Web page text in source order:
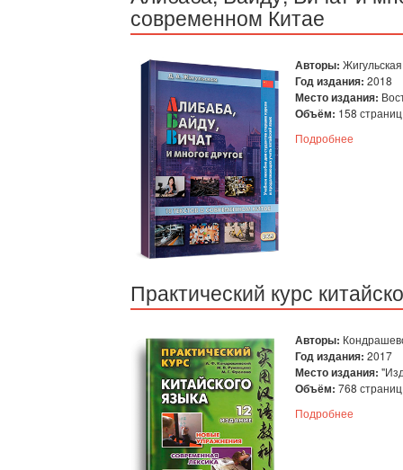
современном Китае
Авторы:
Год издания: 2018
Место издания:
Объём: 158 страниц
Подробнее
Практический курс
Авторы:
Год издания: 2017
Место издания:
Объём: 768
Подробнее